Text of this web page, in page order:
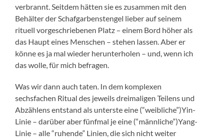
verbrannt. Seitdem hätten sie es zusammen mit den
Behälter der Schafgarbenstengel lieber auf seinem
rituell vorgeschriebenen Platz – einem Bord höher als
das Haupt eines Menschen – stehen lassen. Aber er
könne es ja mal wieder herunterholen – und, wenn ich
das wolle, für mich befragen.
Was wir dann auch taten. In dem komplexen
sechsfachen Ritual des jeweils dreimaligen Teilens und
Abzählens entstand als unterste eine (“weibliche”)Yin-
Linie – darüber aber fünfmal je eine (“männliche”)Yang-
Linie – alle “ruhende” Linien, die sich nicht weiter